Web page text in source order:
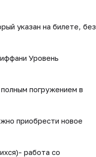
указан на билете, без
Уровень
погружением в
приобрести новое
работа со